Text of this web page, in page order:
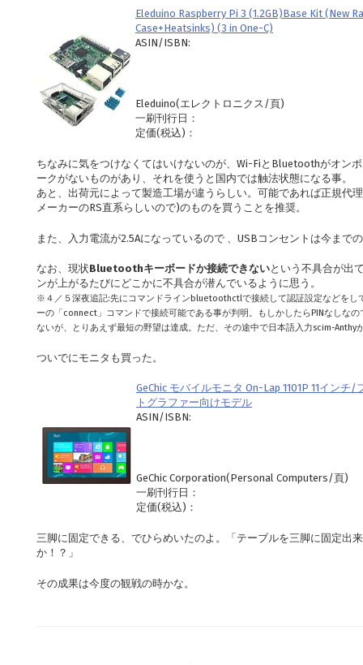
Eleduino Raspberry Pi 3 (1.2GB)Base Kit (New
Case+Heatsinks) (3 in One-C)
ASIN/ISBN:
Eleduino(エレクトロニクス/頁)
一刷刊行日：
定価(税込)：
ちなみに気をつけなくてはいけないのが、Wi-FiとBluetoothがオン
ークがないものがあり、それを使うと国内では触法状態になる事。
あと、出荷元によって製造工場が違うらしい。可能であれば正規代
メーカーのRS直系らしいので)のものを買うことを推奨。
また、入力電流が2.5Aになっているので 、USBコンセントは今まで
なお、現状Bluetoothキーボードか接続できないという不具合が出
ンが上がるたびにどこかに不具合が潜んでいるように思う。
※４／５深夜追記:先にコマンドラインbluetoothctlで接続して認証設定などをし
ーの「connect」コマンドで接続可能である事が判明。もしかしたらPINなしな
ないが、とりあえず最短の野望は達成。ただ、その途中で日本語入力scim-Anthy
ついでにモニタも買った。
GeChic モバイルモニタ On-Lap 1101P 11イン
トグラファー向けモデル
ASIN/ISBN:
GeChic Corporation(Personal Computers/頁)
一刷刊行日：
定価(税込)：
三脚に固定できる、でひらめいたのよ。「テーブルを三脚に固定出
か！？」
その成果は今度の観戦の時かな。